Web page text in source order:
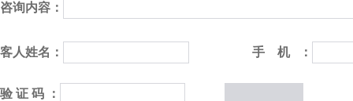
咨询内容：
客人姓名： 手 机 ：
验 证 码 ：